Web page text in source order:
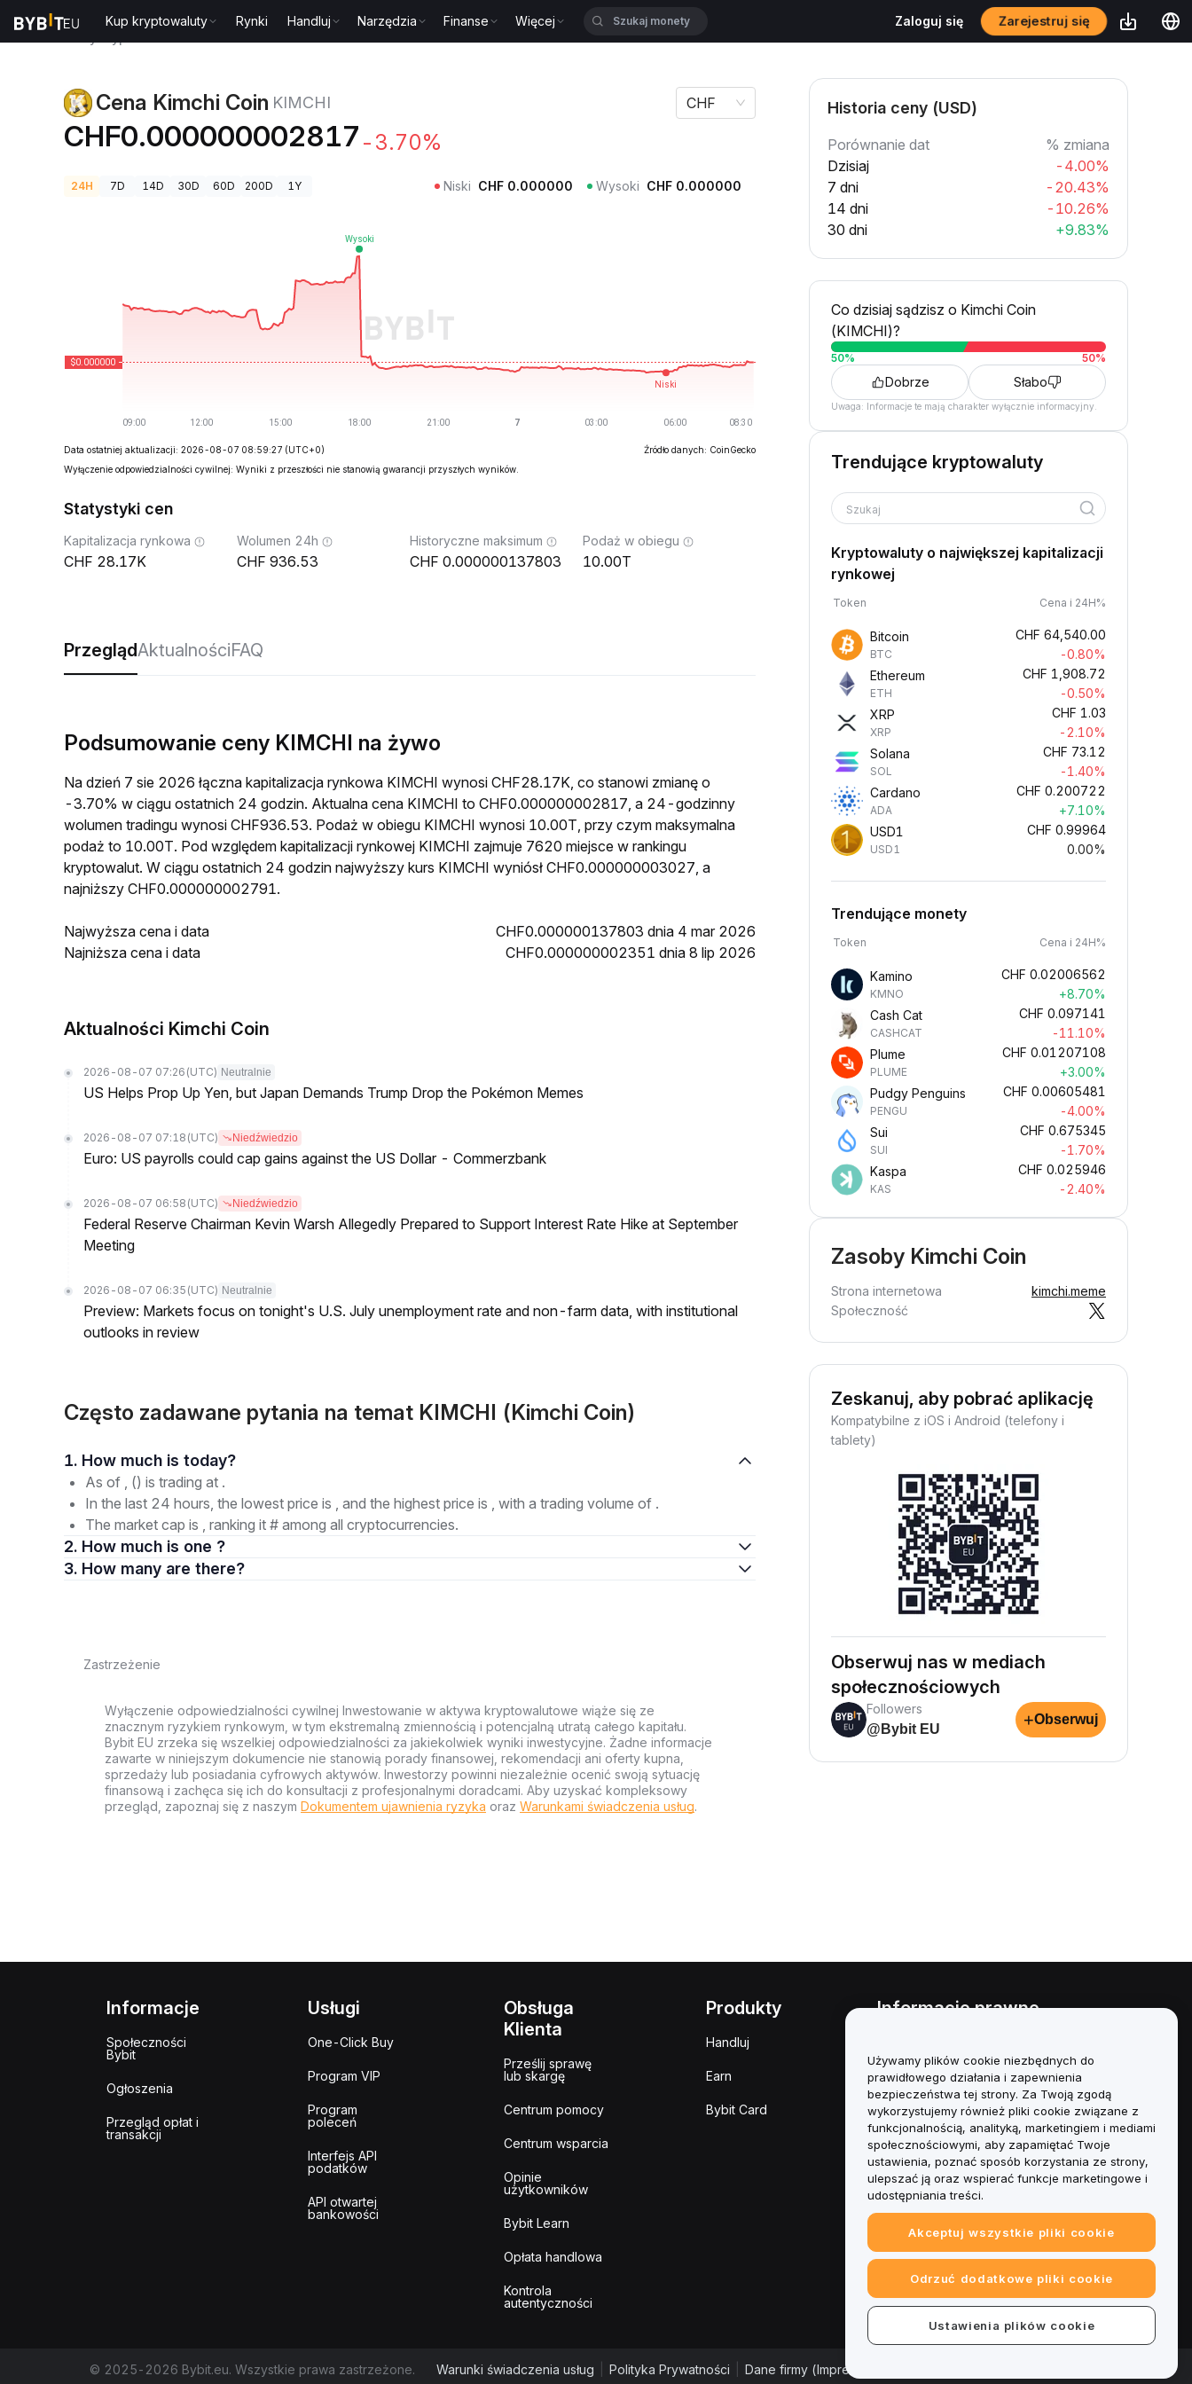
Kup kryptowaluty Rynki Handluj Narzędzia Finanse Więcej Zaloguj się Zarejestruj się
Cena Kimchi Coin KIMCHI
CHF0.000000002817 -3.70%
CHF
24H 7D 14D 30D 60D 200D 1Y Niski CHF 0.000000 Wysoki CHF 0.000000
Data ostatniej aktualizacji: 2026-08-07 08:59:27 (UTC+0)
Źródło danych: CoinGecko
Wyłączenie odpowiedzialności cywilnej: Wyniki z przeszłości nie stanowią gwarancji przyszłych wyników.
Statystyki cen
Kapitalizacja rynkowa
28.17K
Wolumen 24h
936.53
Historyczne maksimum
0.000000137803
Podaż w obiegu
10.00T
PrzeglądAktualnościFAQ
Podsumowanie ceny KIMCHI na żywo
Na dzień 7 sie 2026 łączna kapitalizacja rynkowa KIMCHI wynosi CHF28.17K, co stanowi zmianę o
-3.70% w ciągu ostatnich 24 godzin. Aktualna cena KIMCHI to CHF0.000000002817, a 24-godzinny
wolumen tradingu wynosi CHF936.53. Podaż w obiegu KIMCHI wynosi 10.00T, przy czym maksymalna
podaż to 10.00T. Pod względem kapitalizacji rynkowej KIMCHI zajmuje 7620 miejsce w rankingu
kryptowalut. W ciągu ostatnich 24 godzin najwyższy kurs KIMCHI wyniósł CHF0.000000003027, a
najniższy CHF0.000000002791.
Najwyższa cena i data
CHF0.000000137803 dnia 4 mar 2026
Najniższa cena i data
CHF0.000000002351 dnia 8 lip 2026
Aktualności Kimchi Coin
2026-08-07 07:26 (UTC) Neutralnie
US Helps Prop Up Yen, but Japan Demands Trump Drop the Pokémon Memes
2026-08-07 07:18 (UTC) Niedźwiedzio
Euro: US payrolls could cap gains against the US Dollar - Commerzbank
2026-08-07 06:58 (UTC) Niedźwiedzio
Federal Reserve Chairman Kevin Warsh Allegedly Prepared to Support Interest Rate Hike at September
Meeting
2026-08-07 06:35 (UTC) Neutralnie
Preview: Markets focus on tonight's U.S. July unemployment rate and non-farm data, with institutional
outlooks in review
Często zadawane pytania na temat KIMCHI (Kimchi Coin)
1. How much is today?
As of , () is trading at .
In the last 24 hours, the lowest price is , and the highest price is , with a trading volume of .
The market cap is , ranking it # among all cryptocurrencies.
2. How much is one ?
3. How many are there?
Zastrzeżenie
Wyłączenie odpowiedzialności cywilnej Inwestowanie w aktywa kryptowalutowe wiąże się ze
znacznym ryzykiem rynkowym, w tym ekstremalną zmiennością i potencjalną utratą całego kapitału.
Bybit EU zrzeka się wszelkiej odpowiedzialności za jakiekolwiek wyniki inwestycyjne. Żadne informacje
zawarte w niniejszym dokumencie nie stanowią porady finansowej, rekomendacji ani oferty kupna,
sprzedaży lub posiadania cyfrowych aktywów. Inwestorzy powinni niezależnie ocenić swoją sytuację
finansową i zachęca się ich do konsultacji z profesjonalnymi doradcami. Aby uzyskać kompleksowy
przegląd, zapoznaj się z naszym Dokumentem ujawnienia ryzyka oraz Warunkami świadczenia usług.
Historia ceny (USD)
Porównanie dat
% zmiana
Dzisiaj
-4.00%
7 dni
-20.43%
14 dni
-10.26%
30 dni
+9.83%
Co dzisiaj sądzisz o Kimchi Coin
(KIMCHI)?
50% 50%
Dobrze Słabo
Uwaga: Informacje te mają charakter wyłącznie informacyjny.
Trendujące kryptowaluty
Szukaj
Kryptowaluty o największej kapitalizacji
rynkowej
Token Cena i 24H%
Bitcoin
BTC
CHF 64,540.00
-0.80%
Ethereum
ETH
CHF 1,908.72
-0.50%
XRP
XRP
CHF 1.03
-2.10%
Solana
SOL
CHF 73.12
-1.40%
Cardano
ADA
CHF 0.200722
+7.10%
USD1
USD1
CHF 0.99964
0.00%
Trendujące monety
Token Cena i 24H%
Kamino
KMNO
CHF 0.02006562
+8.70%
Cash Cat
CASHCAT
CHF 0.097141
-11.10%
Plume
PLUME
CHF 0.01207108
+3.00%
Pudgy Penguins
PENGU
CHF 0.00605481
-4.00%
Sui
SUI
CHF 0.675345
-1.70%
Kaspa
KAS
CHF 0.025946
-2.40%
Zasoby Kimchi Coin
Strona internetowa
kimchi.meme
Społeczność
Zeskanuj, aby pobrać aplikację
Kompatybilne z iOS i Android (telefony i
tablety)
Obserwuj nas w mediach
społecznościowych
Followers
@Bybit EU
+Obserwuj
Informacje
Społeczności
Bybit
Ogłoszenia
Przegląd opłat i
transakcji
Usługi
One-Click Buy
Program VIP
Program
poleceń
Interfejs API
podatków
API otwartej
bankowości
Obsługa
Klienta
Prześlij sprawę
lub skargę
Centrum pomocy
Centrum wsparcia
Opinie
użytkowników
Bybit Learn
Opłata handlowa
Kontrola
autentyczności
Produkty
Handluj
Earn
Bybit Card
Informacje prawne
interesów
Podsumowanie polityki
powiernictwa i zarządzania
Informacje ESG
Biuletyny informacyjne
kryptoaktywów
© 2025-2026 Bybit.eu. Wszystkie prawa zastrzeżone. Warunki świadczenia usług Polityka Prywatności Dane firmy (Impressum)
Używamy plików cookie niezbędnych do
prawidłowego działania i zapewnienia
bezpieczeństwa tej strony. Za Twoją zgodą
wykorzystujemy również pliki cookie związane z
funkcjonalnością, analityką, marketingiem i mediami
społecznościowymi, aby zapamiętać Twoje
ustawienia, poznać sposób korzystania ze strony,
ulepszać ją oraz wspierać funkcje marketingowe i
udostępniania treści.
Akceptuj wszystkie pliki cookie
Odrzuć dodatkowe pliki cookie
Ustawienia plików cookie